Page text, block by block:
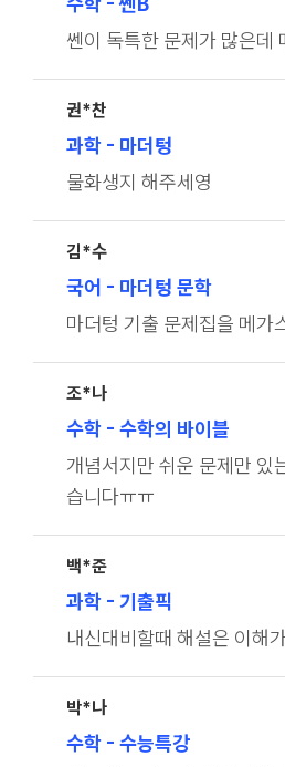
쎈이 독특한 문제가 많은데
권*찬
과학 - 마더텅
물화생지 해주세영
김*수
국어 - 마더텅 문학
마더텅 기출 문제집을 메가
조*나
수학 - 수학의 바이블
개념서지만 쉬운 문제만 있
습니다ㅠㅠ
백*준
과학 - 기출픽
내신대비할때 해설은 이해
박*나
수학 - 수능특강